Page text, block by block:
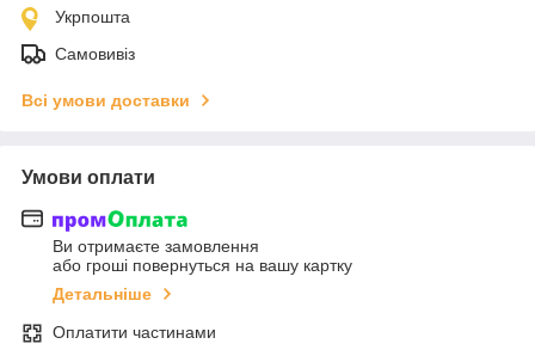
Укрпошта
Самовивіз
Всі умови доставки
Умови оплати
Ви отримаєте замовлення
або гроші повернуться на вашу картку
Детальніше
Оплатити частинами